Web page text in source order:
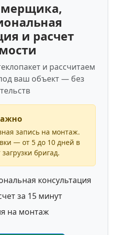
и расчет
и рассчитаем
ваш объект — без
запись на монтаж.
— от 5 до 10 дней в
бригад.
консультация
за 15 минут
на монтаж